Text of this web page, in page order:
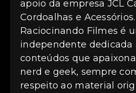
apoio da empresa JCL
Cordoalhas e
Raciocinando Filmes é
independente dedicada
conteúdos que
nerd e geek, sempre
respeito ao material